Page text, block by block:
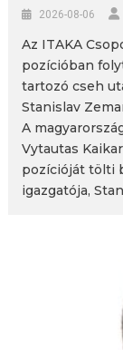
2026-08-06
Az ITAKA
pozícióban
tartozó cseh
Stanislav
A
Vytautas
pozícióját tölti
igazgatója,